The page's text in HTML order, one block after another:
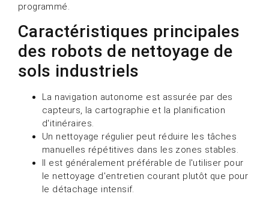
programmé.
Caractéristiques principales
des robots de nettoyage de
sols industriels
La navigation autonome est assurée par des
capteurs, la cartographie et la planification
d'itinéraires.
Un nettoyage régulier peut réduire les tâches
manuelles répétitives dans les zones stables.
Il est généralement préférable de l'utiliser pour
le nettoyage d'entretien courant plutôt que pour
le détachage intensif.